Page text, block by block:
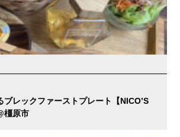
ブレックファーストプレート【NICO’S
橿原市